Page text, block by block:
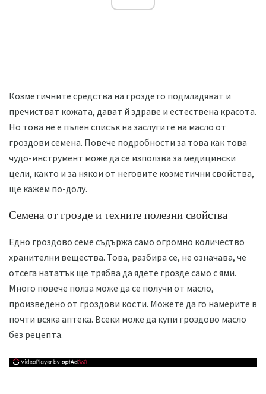
Козметичните средства на гроздето подмладяват и
пречистват кожата, дават й здраве и естествена красота.
Но това не е пълен списък на заслугите на масло от
гроздови семена. Повече подробности за това как това
чудо-инструмент може да се използва за медицински
цели, както и за някои от неговите козметични свойства,
ще кажем по-долу.
Семена от грозде и техните полезни свойства
Едно гроздово семе съдържа само огромно количество
хранителни вещества. Това, разбира се, не означава, че
отсега нататък ще трябва да ядете грозде само с ями.
Много повече полза може да се получи от масло,
произведено от гроздови кости. Можете да го намерите в
почти всяка аптека. Всеки може да купи гроздово масло
без рецепта.